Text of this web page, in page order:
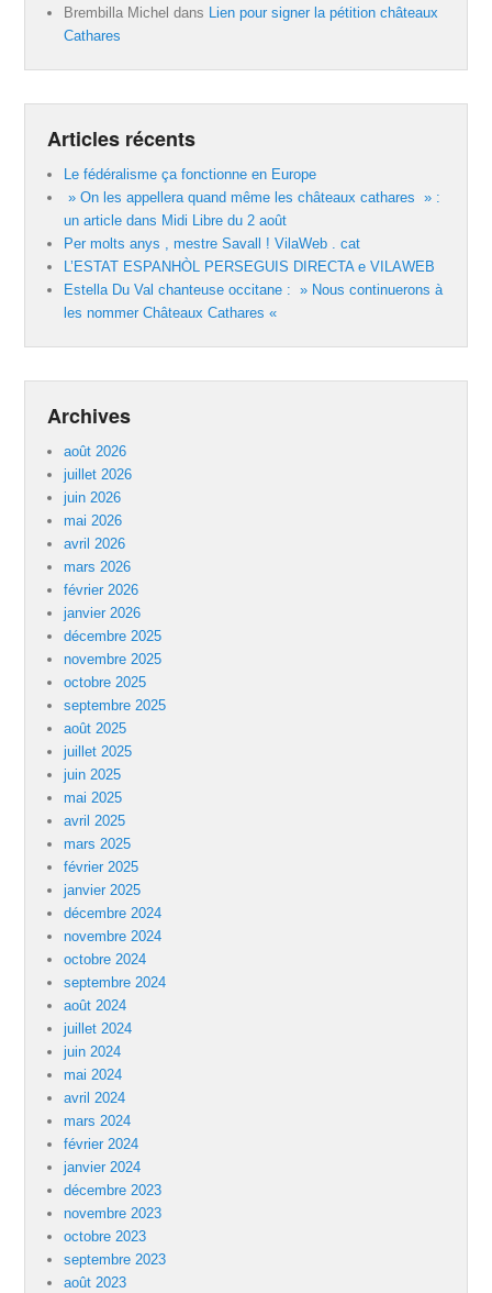
Brembilla Michel dans Lien pour signer la pétition châteaux
Cathares
Articles récents
Le fédéralisme ça fonctionne en Europe
» On les appellera quand même les châteaux cathares » :
un article dans Midi Libre du 2 août
Per molts anys , mestre Savall ! VilaWeb . cat
L’ESTAT ESPANHÒL PERSEGUIS DIRECTA e VILAWEB
Estella Du Val chanteuse occitane : » Nous continuerons à
les nommer Châteaux Cathares «
Archives
août 2026
juillet 2026
juin 2026
mai 2026
avril 2026
mars 2026
février 2026
janvier 2026
décembre 2025
novembre 2025
octobre 2025
septembre 2025
août 2025
juillet 2025
juin 2025
mai 2025
avril 2025
mars 2025
février 2025
janvier 2025
décembre 2024
novembre 2024
octobre 2024
septembre 2024
août 2024
juillet 2024
juin 2024
mai 2024
avril 2024
mars 2024
février 2024
janvier 2024
décembre 2023
novembre 2023
octobre 2023
septembre 2023
août 2023